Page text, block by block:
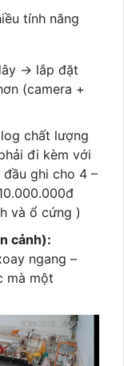
tính năng
→ lắp đặt
(camera +
chất lượng
đi kèm với
ghi cho 4 –
và ổ cứng )
cảnh):
ngang –
mà một